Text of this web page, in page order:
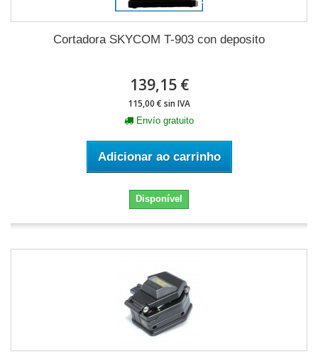
Cortadora SKYCOM T-903 con deposito
139,15 €
115,00 € sin IVA
Envío gratuito
Adicionar ao carrinho
Disponível